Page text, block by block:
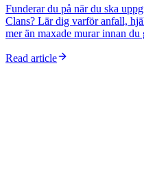
Funderar du på när du ska
Clans? Lär dig varför anfall,
mer än maxade murar innan du
Read article